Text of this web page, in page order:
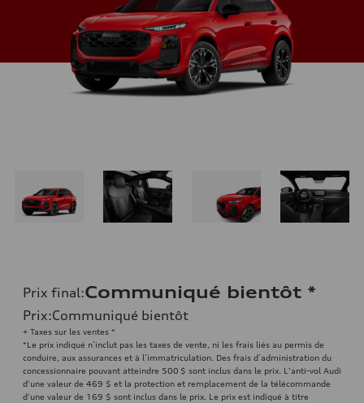
Prix final:Communiqué bientôt *
Prix:Communiqué bientôt
+ Taxes sur les ventes *
*Le prix indiqué n’inclut pas les taxes de vente, ni les frais liés au permis de
conduire, aux assurances et à l’immatriculation. Des frais d’administration du
concessionnaire pouvant atteindre 500 $ sont inclus dans le prix. L'anti-vol Audi
d'une valeur de 469 $ et la protection et remplacement de la télécommande
d'une valeur de 169 $ sont inclus dans le prix. Le prix est indiqué à titre